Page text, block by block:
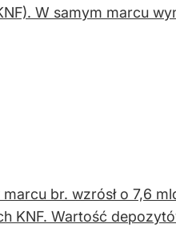
W samym marcu
br. wzrósł o 7,6
KNF. Wartość